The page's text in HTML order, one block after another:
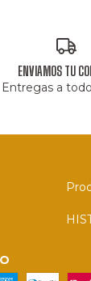
ENVIAMOS TU
Entregas a